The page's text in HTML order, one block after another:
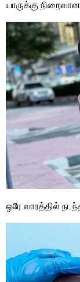
யாருக்கு
ஒரே வாரத்தில்